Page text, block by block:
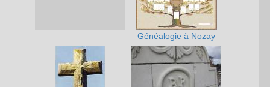
Généalogie à Nozay